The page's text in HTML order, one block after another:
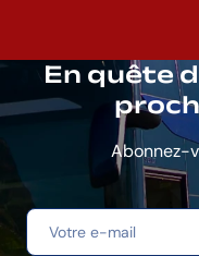
En quête
Abonnez-